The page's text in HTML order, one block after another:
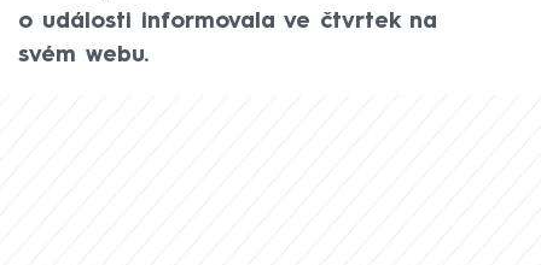
o události informovala ve čtvrtek na
svém webu.